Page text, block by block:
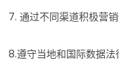
7. 通过不同渠道积极营
8.遵守当地和国际数据法